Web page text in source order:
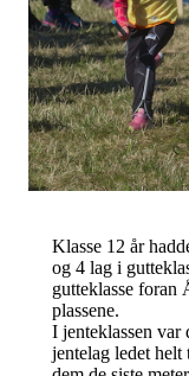
Klasse 12 år
og 4 lag i
gutteklasse foran
plassene.
I jenteklassen var
jentelag ledet